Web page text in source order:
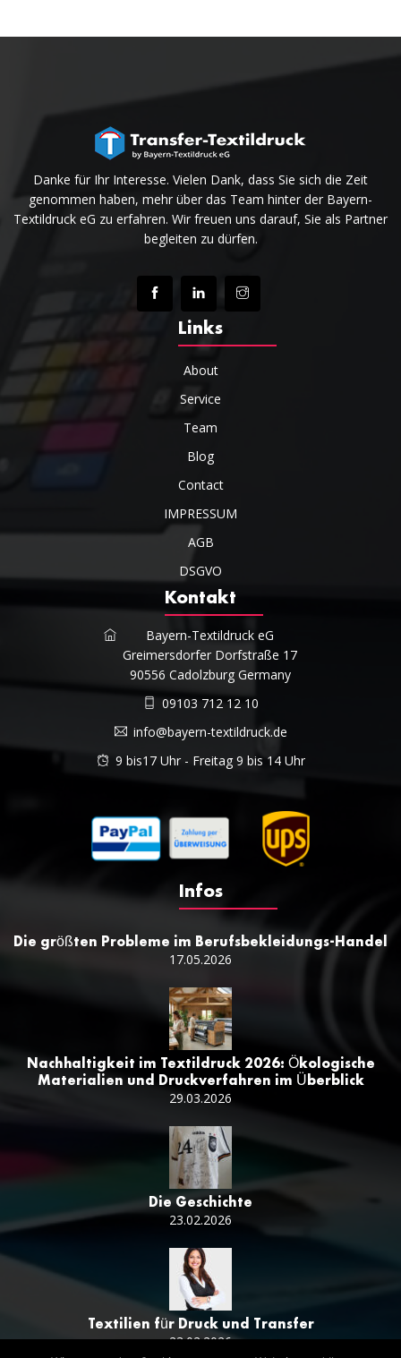
Danke für Ihr Interesse. Vielen Dank, dass Sie sich die Zeit
genommen haben, mehr über das Team hinter der Bayern-
Textildruck eG zu erfahren. Wir freuen uns darauf, Sie als Partner
begleiten zu dürfen.
Links
About
Service
Team
Blog
Contact
IMPRESSUM
AGB
DSGVO
Kontakt
Bayern-Textildruck eG
Greimersdorfer Dorfstraße 17
90556 Cadolzburg Germany
09103 712 12 10
info@bayern-textildruck.de
9 bis17 Uhr - Freitag 9 bis 14 Uhr
Infos
Die größten Probleme im Berufsbekleidungs-Handel
17.05.2026
Nachhaltigkeit im Textildruck 2026: Ökologische
Materialien und Druckverfahren im Überblick
29.03.2026
Die Geschichte
23.02.2026
Textilien für Druck und Transfer
23.02.2026